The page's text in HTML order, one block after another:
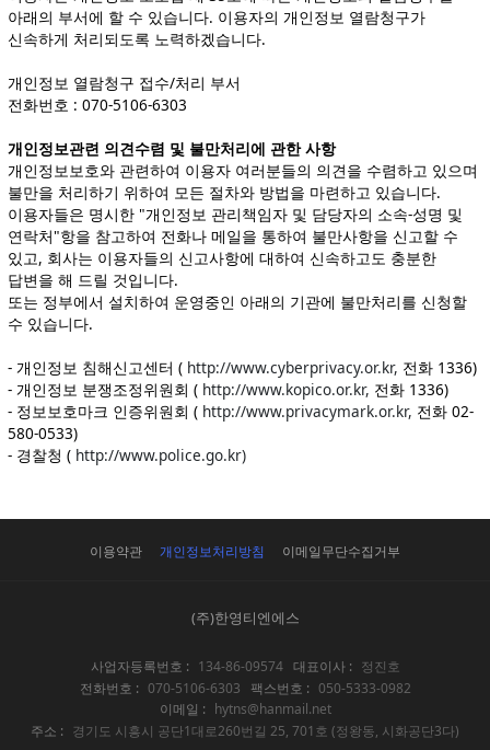
아래의 부서에 할 수 있습니다. 이용자의 개인정보 열람청구가
신속하게 처리되도록 노력하겠습니다.
개인정보 열람청구 접수/처리 부서
전화번호 : 070-5106-6303
개인정보관련 의견수렴 및 불만처리에 관한 사항
개인정보보호와 관련하여 이용자 여러분들의 의견을 수렴하고 있으며
불만을 처리하기 위하여 모든 절차와 방법을 마련하고 있습니다.
이용자들은 명시한 "개인정보 관리책임자 및 담당자의 소속-성명 및
연락처"항을 참고하여 전화나 메일을 통하여 불만사항을 신고할 수
있고, 회사는 이용자들의 신고사항에 대하여 신속하고도 충분한
답변을 해 드릴 것입니다.
또는 정부에서 설치하여 운영중인 아래의 기관에 불만처리를 신청할
수 있습니다.
- 개인정보 침해신고센터 ( http://www.cyberprivacy.or.kr, 전화 1336)
- 개인정보 분쟁조정위원회 ( http://www.kopico.or.kr, 전화 1336)
- 정보보호마크 인증위원회 ( http://www.privacymark.or.kr, 전화 02-
580-0533)
- 경찰청 ( http://www.police.go.kr)
이용약관 개인정보처리방침 이메일무단수집거부
(주)한영티엔에스
사업자등록번호 : 134-86-09574 대표이사 : 정진호
전화번호 : 070-5106-6303 팩스번호 : 050-5333-0982
이메일 : hytns@hanmail.net
주소 : 경기도 시흥시 공단1대로260번길 25, 701호 (정왕동, 시화공단3다)